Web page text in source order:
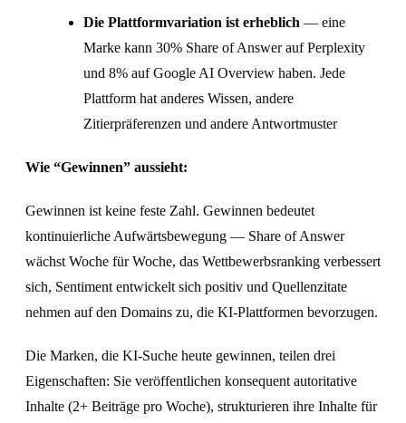
Die Plattformvariation ist erheblich — eine
Marke kann 30% Share of Answer auf Perplexity
und 8% auf Google AI Overview haben. Jede
Plattform hat anderes Wissen, andere
Zitierpräferenzen und andere Antwortmuster
Wie “Gewinnen” aussieht:
Gewinnen ist keine feste Zahl. Gewinnen bedeutet
kontinuierliche Aufwärtsbewegung — Share of Answer
wächst Woche für Woche, das Wettbewerbsranking verbessert
sich, Sentiment entwickelt sich positiv und Quellenzitate
nehmen auf den Domains zu, die KI-Plattformen bevorzugen.
Die Marken, die KI-Suche heute gewinnen, teilen drei
Eigenschaften: Sie veröffentlichen konsequent autoritative
Inhalte (2+ Beiträge pro Woche), strukturieren ihre Inhalte für